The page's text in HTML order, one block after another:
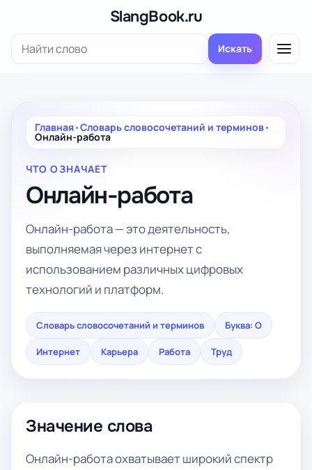
содержимому
SlangBook.ru
Поиск: Искать
Главная•Словарь словосочетаний и терминов•
Онлайн-работа
ЧТО ОЗНАЧАЕТ
Онлайн-работа
Онлайн-работа — это деятельность,
выполняемая через интернет с
использованием различных цифровых
технологий и платформ.
Словарь словосочетаний и терминов Буква: О
Интернет Карьера Работа Труд
Значение слова
Онлайн-работа охватывает широкий спектр